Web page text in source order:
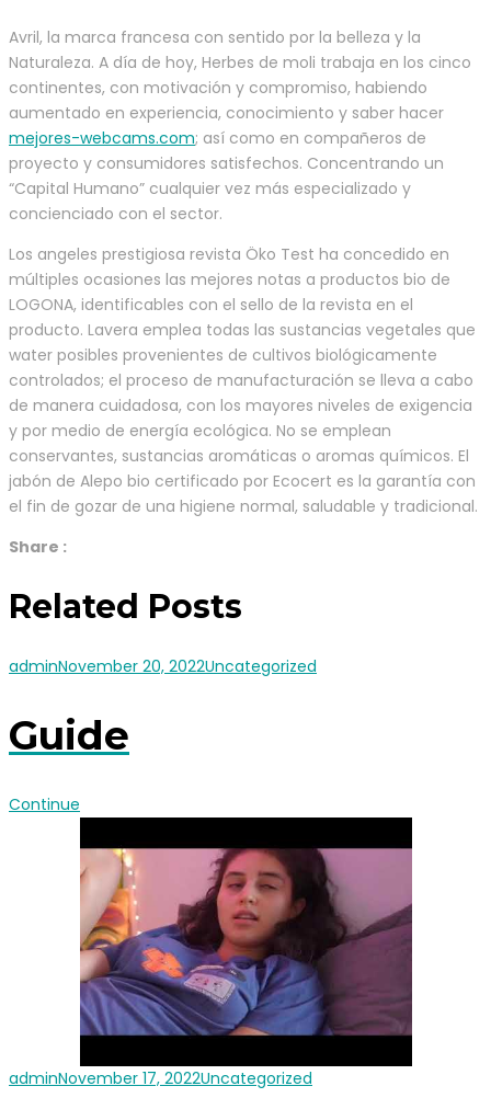
Avril, la marca francesa con sentido por la belleza y la
Naturaleza. A día de hoy, Herbes de moli trabaja en los cinco
continentes, con motivación y compromiso, habiendo
aumentado en experiencia, conocimiento y saber hacer
mejores-webcams.com; así como en compañeros de
proyecto y consumidores satisfechos. Concentrando un
“Capital Humano” cualquier vez más especializado y
concienciado con el sector.
Los angeles prestigiosa revista Öko Test ha concedido en
múltiples ocasiones las mejores notas a productos bio de
LOGONA, identificables con el sello de la revista en el
producto. Lavera emplea todas las sustancias vegetales que
water posibles provenientes de cultivos biológicamente
controlados; el proceso de manufacturación se lleva a cabo
de manera cuidadosa, con los mayores niveles de exigencia
y por medio de energía ecológica. No se emplean
conservantes, sustancias aromáticas o aromas químicos. El
jabón de Alepo bio certificado por Ecocert es la garantía con
el fin de gozar de una higiene normal, saludable y tradicional.
Share :
Related Posts
adminNovember 20, 2022Uncategorized
Guide
Continue
adminNovember 17, 2022Uncategorized